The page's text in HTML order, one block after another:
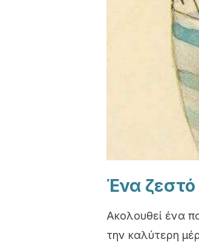
Ένα
Ακολουθεί ένα
την καλύτερη